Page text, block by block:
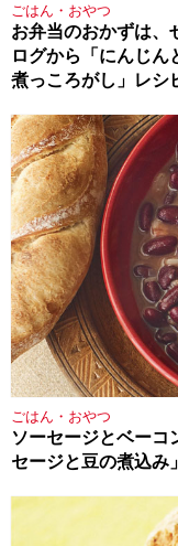
ごはん・おやつ
お弁当のおかずは、
ログから「にんじん
煮っころがし」レシ
ごはん・おやつ
ソーセージとベーコ
セージと豆の煮込み